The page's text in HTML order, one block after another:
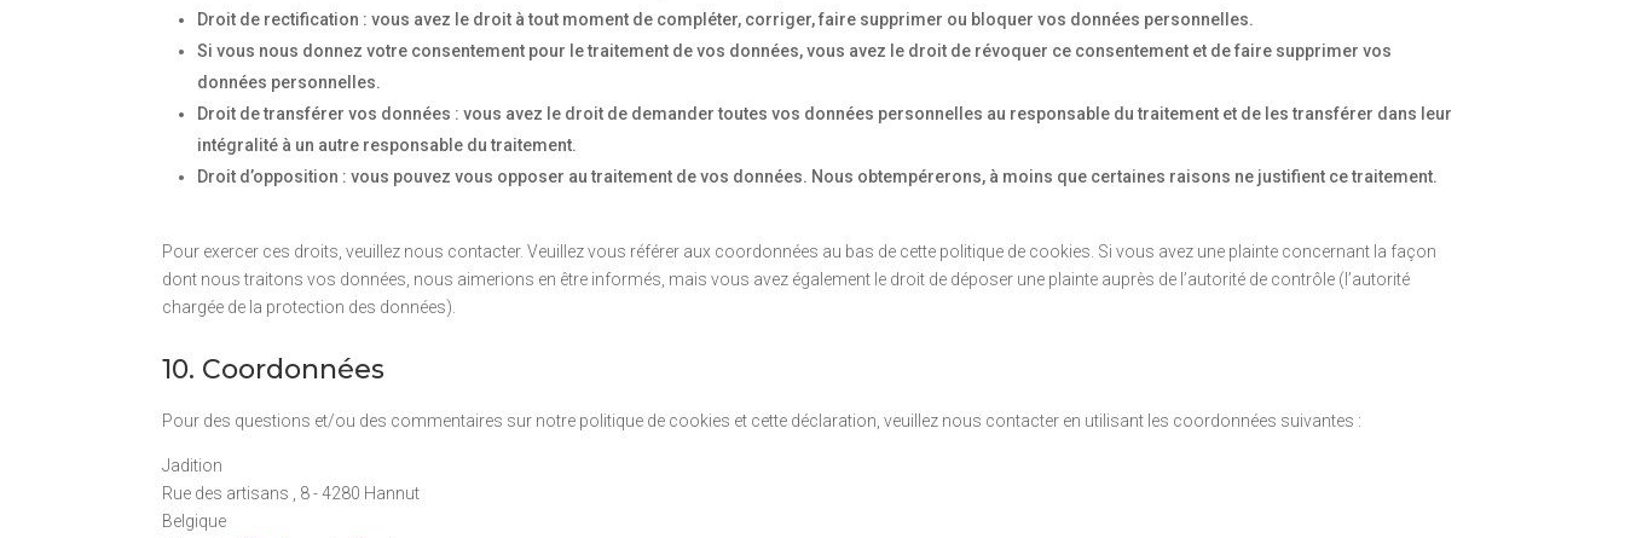
Droit de rectification : vous avez le droit à tout moment de compléter, corriger, faire supprimer ou bloquer vos données personnelles.
Si vous nous donnez votre consentement pour le traitement de vos données, vous avez le droit de révoquer ce consentement et de faire supprimer vos
données personnelles.
Droit de transférer vos données : vous avez le droit de demander toutes vos données personnelles au responsable du traitement et de les transférer dans leur
intégralité à un autre responsable du traitement.
Droit d’opposition : vous pouvez vous opposer au traitement de vos données. Nous obtempérerons, à moins que certaines raisons ne justifient ce traitement.
Pour exercer ces droits, veuillez nous contacter. Veuillez vous référer aux coordonnées au bas de cette politique de cookies. Si vous avez une plainte concernant la façon
dont nous traitons vos données, nous aimerions en être informés, mais vous avez également le droit de déposer une plainte auprès de l’autorité de contrôle (l’autorité
chargée de la protection des données).
10. Coordonnées
Pour des questions et/ou des commentaires sur notre politique de cookies et cette déclaration, veuillez nous contacter en utilisant les coordonnées suivantes :
Jadition
Rue des artisans , 8 - 4280 Hannut
Belgique